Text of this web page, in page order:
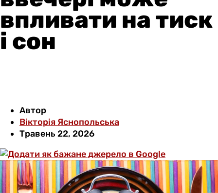
впливати на тиск
і сон
Автор
Вікторія Яснопольська
Травень 22, 2026